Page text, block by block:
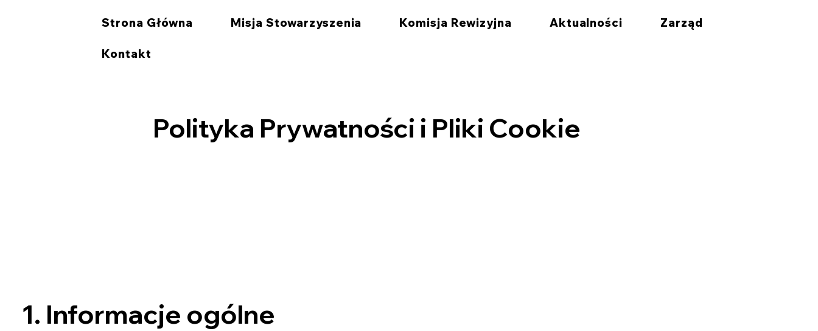
Strona Główna Misja Stowarzyszenia Komisja Rewizyjna Aktualności Zarząd
Kontakt
Polityka Prywatności i Pliki Cookie
1. Informacje ogólne